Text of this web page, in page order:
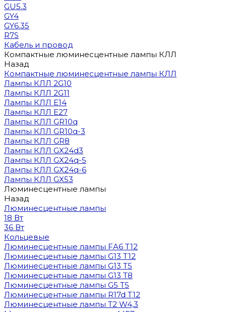
GU5.3
GY4
GY6.35
R7S
Кабель и провод
Компактные люминесцентные лампы КЛЛ
Назад
Компактные люминесцентные лампы КЛЛ
Лампы КЛЛ 2G10
Лампы КЛЛ 2G11
Лампы КЛЛ E14
Лампы КЛЛ E27
Лампы КЛЛ GR10q
Лампы КЛЛ GR10q-3
Лампы КЛЛ GR8
Лампы КЛЛ GX24d3
Лампы КЛЛ GX24q-5
Лампы КЛЛ GX24q-6
Лампы КЛЛ GX53
Люминесцентные лампы
Назад
Люминесцентные лампы
18 Вт
36 Вт
Кольцевые
Люминесцентные лампы FA6 T12
Люминесцентные лампы G13 T12
Люминесцентные лампы G13 T5
Люминесцентные лампы G13 T8
Люминесцентные лампы G5 T5
Люминесцентные лампы R17d T12
Люминесцентные лампы T2 W4,3